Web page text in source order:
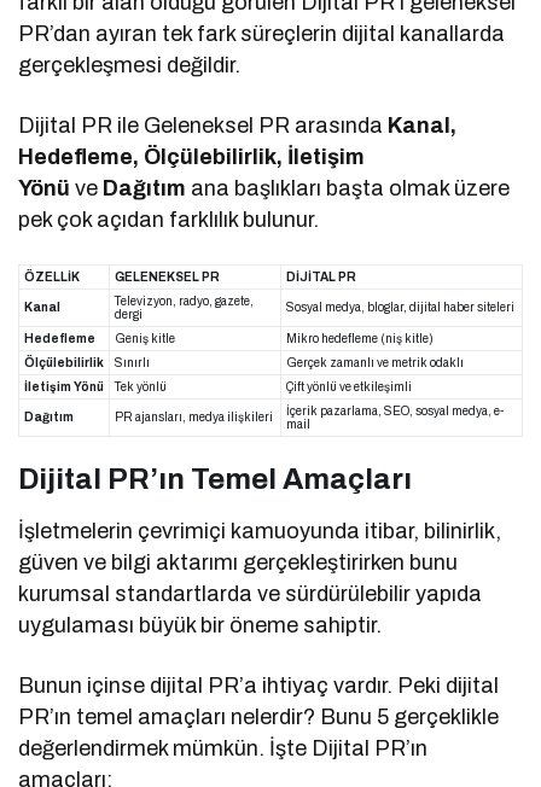
PR’dan ayıran tek fark süreçlerin dijital kanallarda
gerçekleşmesi değildir.
Dijital PR ile Geleneksel PR arasında Kanal,
Hedefleme, Ölçülebilirlik, İletişim
Yönüve Dağıtım ana başlıkları başta olmak üzere
pek çok açıdan farklılık bulunur.
ÖZELLİK GELENEKSEL PR DİJİTAL PR
Kanal
Televizyon, radyo, gazete,
dergi
Sosyal medya, bloglar, dijital haber siteleri
Hedefleme Geniş kitle
Mikro hedefleme (niş kitle)
Ölçülebilirlik
Sınırlı
Gerçek zamanlı ve metrik odaklı
İletişim Yönü
Tek yönlü Çift yönlü ve etkileşimli
Dağıtım PR ajansları, medya ilişkileri
İçerik pazarlama, SEO, sosyal medya, e-
mail
Dijital PR’ın Temel Amaçları
İşletmelerin çevrimiçi kamuoyunda itibar, bilinirlik,
güven ve bilgi aktarımı gerçekleştirirken bunu
kurumsal standartlarda ve sürdürülebilir yapıda
uygulaması büyük bir öneme sahiptir.
Bunun içinse dijital PR’a ihtiyaç vardır. Peki dijital
PR’ın temel amaçları nelerdir? Bunu 5 gerçeklikle
değerlendirmek mümkün. İşte Dijital PR’ın
amaçları;